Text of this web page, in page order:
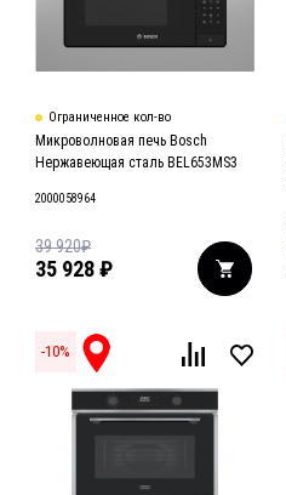
Ограниченное кол-во
Микроволновая печь Bosch
Нержавеющая сталь BEL653MS3
2000058964
35 928₽
39 920₽
-10%